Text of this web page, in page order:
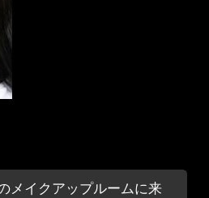
メイクアップルームに来